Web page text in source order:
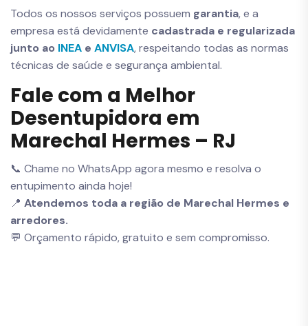
Todos os nossos serviços possuem garantia, e a
empresa está devidamente cadastrada e regularizada
junto ao INEA e ANVISA, respeitando todas as normas
técnicas de saúde e segurança ambiental.
Fale com a Melhor
Desentupidora em
Marechal Hermes – RJ
📞 Chame no WhatsApp agora mesmo e resolva o
entupimento ainda hoje!
📍 Atendemos toda a região de Marechal Hermes e
arredores.
💬 Orçamento rápido, gratuito e sem compromisso.